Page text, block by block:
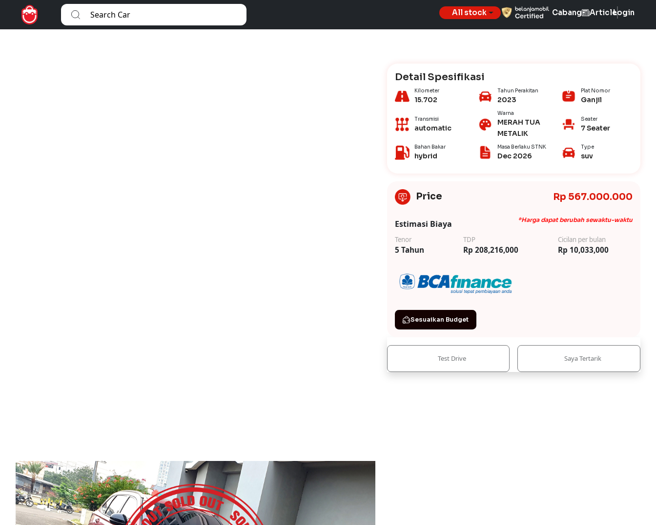
All stock Cabang ArticleLogin
Detail Spesifikasi
Kilometer
15.702
Tahun Perakitan
2023
Plat Nomor
Ganjil
Transmisi
automatic
Warna
MERAH TUA
METALIK
Seater
7 Seater
Bahan Bakar
hybrid
Masa Berlaku STNK
Dec 2026
Type
suv
Price Rp 567.000.000
Estimasi Biaya *Harga dapat berubah sewaktu-waktu
Tenor
5 Tahun
TDP
Rp 208,216,000
Cicilan per bulan
Rp 10,033,000
Sesuaikan Budget
Test Drive Saya Tertarik